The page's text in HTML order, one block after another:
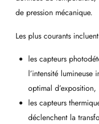
de pression mécanique.
Les plus courants
les capteurs
l’intensité lumineuse
optimal d’exposition,
les capteurs
déclenchent la